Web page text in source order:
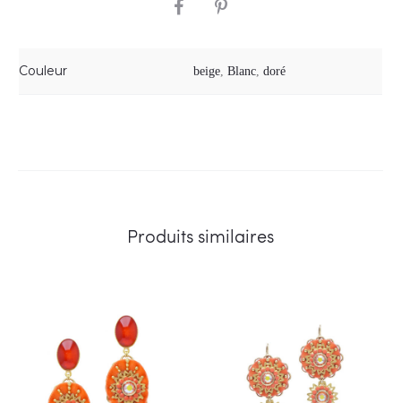
SHARE
Couleur beige, Blanc, doré
Produits similaires